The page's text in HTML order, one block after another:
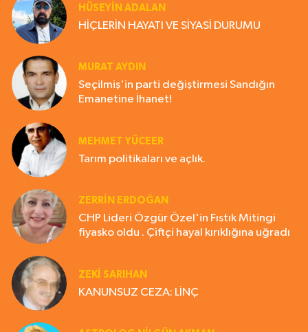
HÜSEYIN ADALAN
HİÇLERİN HAYATI VE SİYASİ DURUMU
MURAT AYDIN
Seçilmiş'in parti değiştirmesi Sandığın
Emanetine İhanet!
MEHMET YÜCEER
Tarım politikaları ve açlık.
ZERRIN ERDOĞAN
CHP Lideri Özgür Özel'in Fıstık Mitingi
fiyasko oldu . Çiftçi hayal kırıklığına uğradı
ZEKI SARIHAN
KANUNSUZ CEZA: LİNÇ